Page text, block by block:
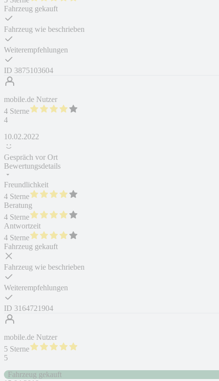
Fahrzeug gekauft
Fahrzeug wie beschrieben
Weiterempfehlungen
ID 3875103604
mobile.de Nutzer
4 Sterne
4
10.02.2022
Gespräch vor Ort
Bewertungsdetails
Freundlichkeit
4 Sterne
Beratung
4 Sterne
Antwortzeit
4 Sterne
Fahrzeug gekauft
Fahrzeug wie beschrieben
Weiterempfehlungen
ID 3164721904
mobile.de Nutzer
5 Sterne
5
Fahrzeug gekauft